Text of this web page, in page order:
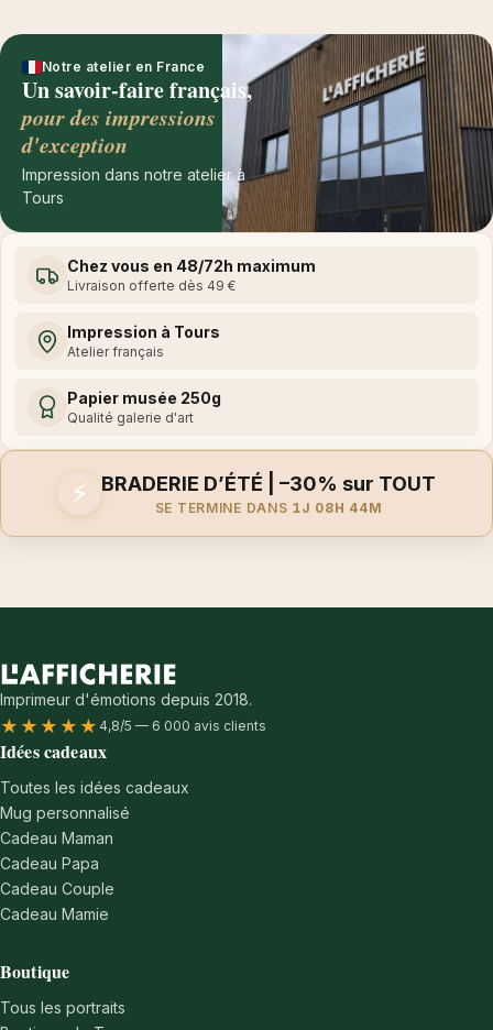
Notre atelier en France
Un savoir-faire français,
pour des impressions
d'exception
Impression dans notre atelier à
Tours
Chez vous en 48/72h maximum
Livraison offerte dès 49 €
Impression à Tours
Atelier français
Papier musée 250g
Qualité galerie d'art
⚡ BRADERIE D’ÉTÉ | –30% sur TOUT
SE TERMINE DANS 1J 08H 44M
Imprimeur d'émotions depuis 2018.
★★★★★ 4,8/5 — 6 000 avis clients
Idées cadeaux
Toutes les idées cadeaux
Mug personnalisé
Cadeau Maman
Cadeau Papa
Cadeau Couple
Cadeau Mamie
Boutique
Tous les portraits